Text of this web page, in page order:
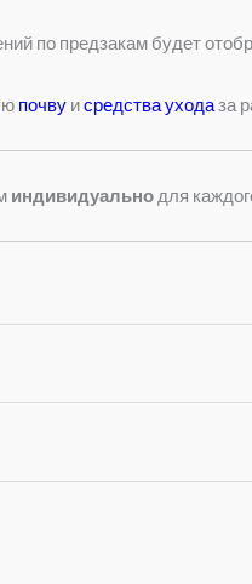
по предзакам будет
почву исредства уходаза
индивидуально для